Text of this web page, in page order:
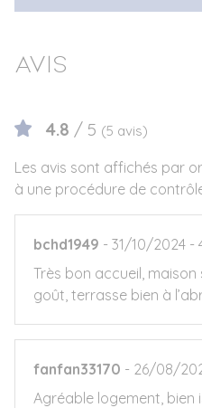
Avis
4.8 / 5 (5 avis)
Les avis sont affichés par
à une procédure de
bchd1949 31/10/2024
Très bon accueil,
goût, terrasse bien à
fanfan33170 26/08/
Agréable logement, bien